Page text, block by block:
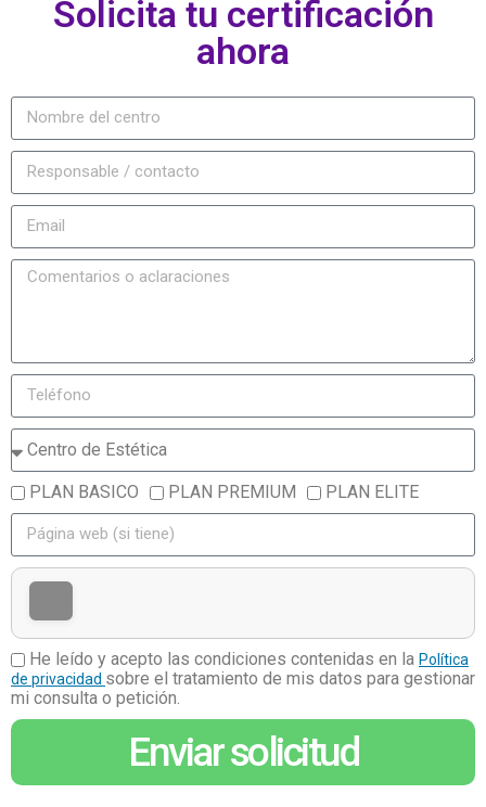
Solicita tu certificación
ahora
PLAN BASICO PLAN PREMIUM PLAN ELITE
He leído y acepto las condiciones contenidas en la Política
de privacidad sobre el tratamiento de mis datos para gestionar
mi consulta o petición.
Enviar solicitud